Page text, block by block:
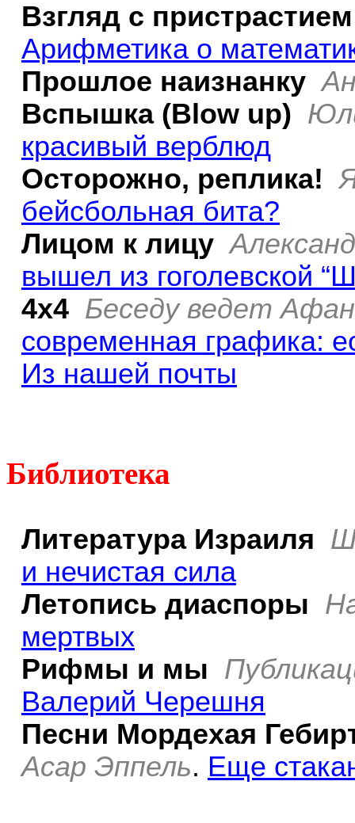
Взгляд с пристрастием
Арифметика о
Прошлое наизнанку
Вспышка (Blow up)
красивый верблюд
Осторожно, реплика!
бейсбольная бита?
Лицом к лицу
вышел из гоголевской
4х4 Беседу ведет
современная графика:
Из нашей почты
Библиотека
Литература Израиля
и нечистая сила
Летопись диаспоры
мертвых
Рифмы и мы
Валерий Черешня
Песни Мордехая
Асар Эппель. Еще